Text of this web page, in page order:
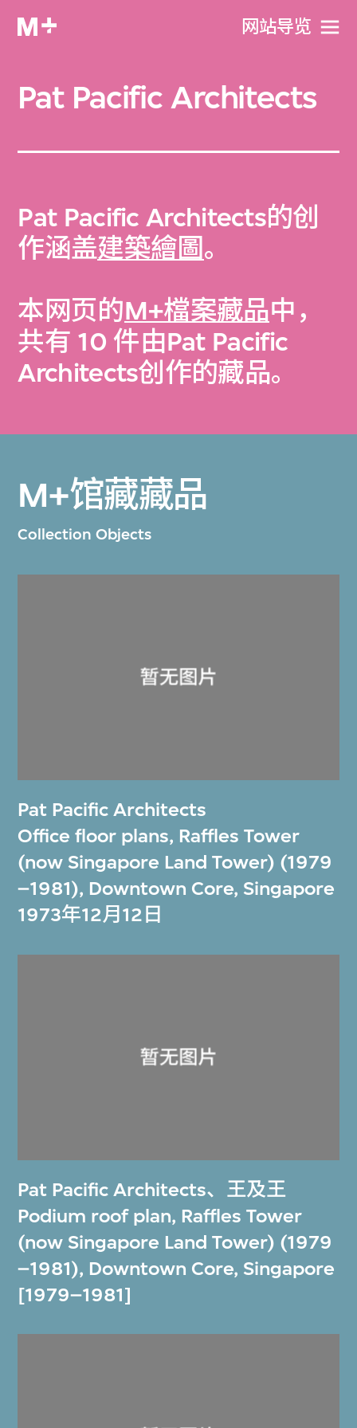
网站导览
Pat Pacific Architects
Pat Pacific Architects的创
作涵盖建築繪圖。
本网页的M+檔案藏品中，
共有 10 件由Pat Pacific
Architects创作的藏品。
M+馆藏藏品
Collection Objects
Pat Pacific Architects
Office floor plans, Raffles Tower
(now Singapore Land Tower) (1979
–1981), Downtown Core, Singapore
1973年12月12日
Pat Pacific Architects、 王及王
Podium roof plan, Raffles Tower
(now Singapore Land Tower) (1979
–1981), Downtown Core, Singapore
[1979–1981]